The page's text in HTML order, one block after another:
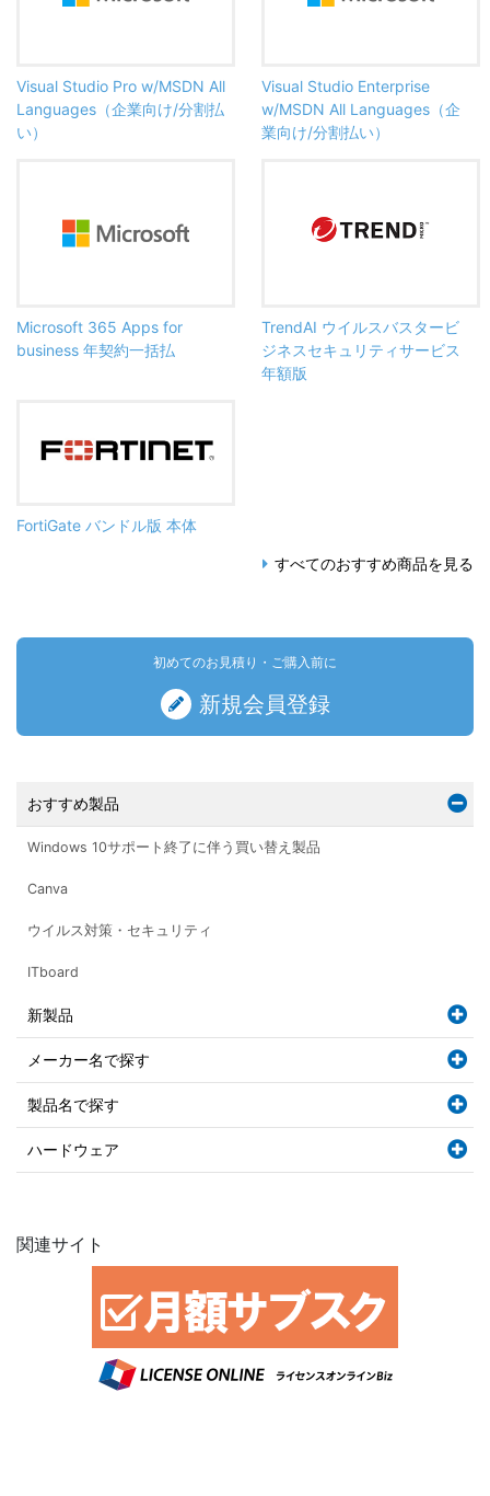
Visual Studio Pro w/MSDN All
Languages（企業向け/分割払
い）
Visual Studio Enterprise
w/MSDN All Languages（企
業向け/分割払い）
Microsoft 365 Apps for
business 年契約一括払
TrendAI ウイルスバスタービ
ジネスセキュリティサービス
年額版
FortiGate バンドル版 本体
すべてのおすすめ商品を見る
初めてのお見積り・ご購入前に
新規会員登録
おすすめ製品
Windows 10サポート終了に伴う買い替え製品
Canva
ウイルス対策・セキュリティ
ITboard
新製品
メーカー名で探す
製品名で探す
ハードウェア
関連サイト